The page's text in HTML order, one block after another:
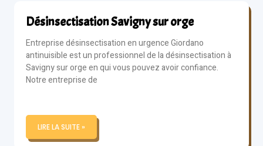
Désinsectisation Savigny sur orge
Entreprise désinsectisation en urgence Giordano
antinuisible est un professionnel de la désinsectisation à
Savigny sur orge en qui vous pouvez avoir confiance.
Notre entreprise de
LIRE LA SUITE »